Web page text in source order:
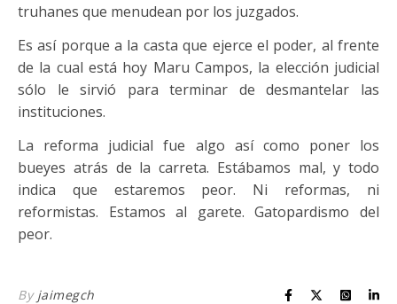
truhanes que menudean por los juzgados.
Es así porque a la casta que ejerce el poder, al frente
de la cual está hoy Maru Campos, la elección judicial
sólo le sirvió para terminar de desmantelar las
instituciones.
La reforma judicial fue algo así como poner los
bueyes atrás de la carreta. Estábamos mal, y todo
indica que estaremos peor. Ni reformas, ni
reformistas. Estamos al garete. Gatopardismo del
peor.
By jaimegch